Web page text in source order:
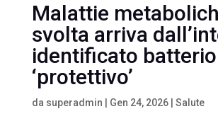
Malattie
svolta arriva
identificato batterio
‘protettivo’
da superadmin Gen 24, 2026| Salute